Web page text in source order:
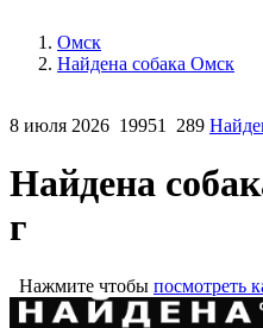
Омск
Найдена собака Омск
8 июля 2026 19951 289
Найдена
г
Нажмите чтобы посмотреть